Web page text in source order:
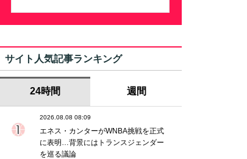
サイト人気記事ランキング
24時間 週間
2026.08.08 08:09
エネス・カンターがWNBA挑戦を正式
に表明…背景にはトランスジェンダー
を巡る議論